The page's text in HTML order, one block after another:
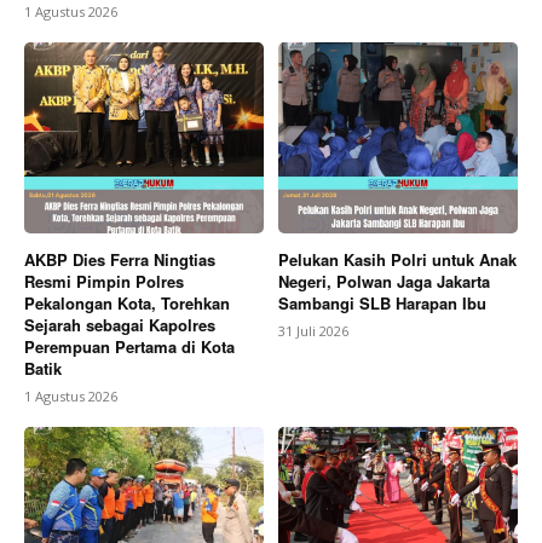
1 Agustus 2026
AKBP Dies Ferra Ningtias
Resmi Pimpin Polres
Pekalongan Kota, Torehkan
Sejarah sebagai Kapolres
Perempuan Pertama di Kota
Batik
1 Agustus 2026
Pelukan Kasih Polri untuk Anak
Negeri, Polwan Jaga Jakarta
Sambangi SLB Harapan Ibu
31 Juli 2026